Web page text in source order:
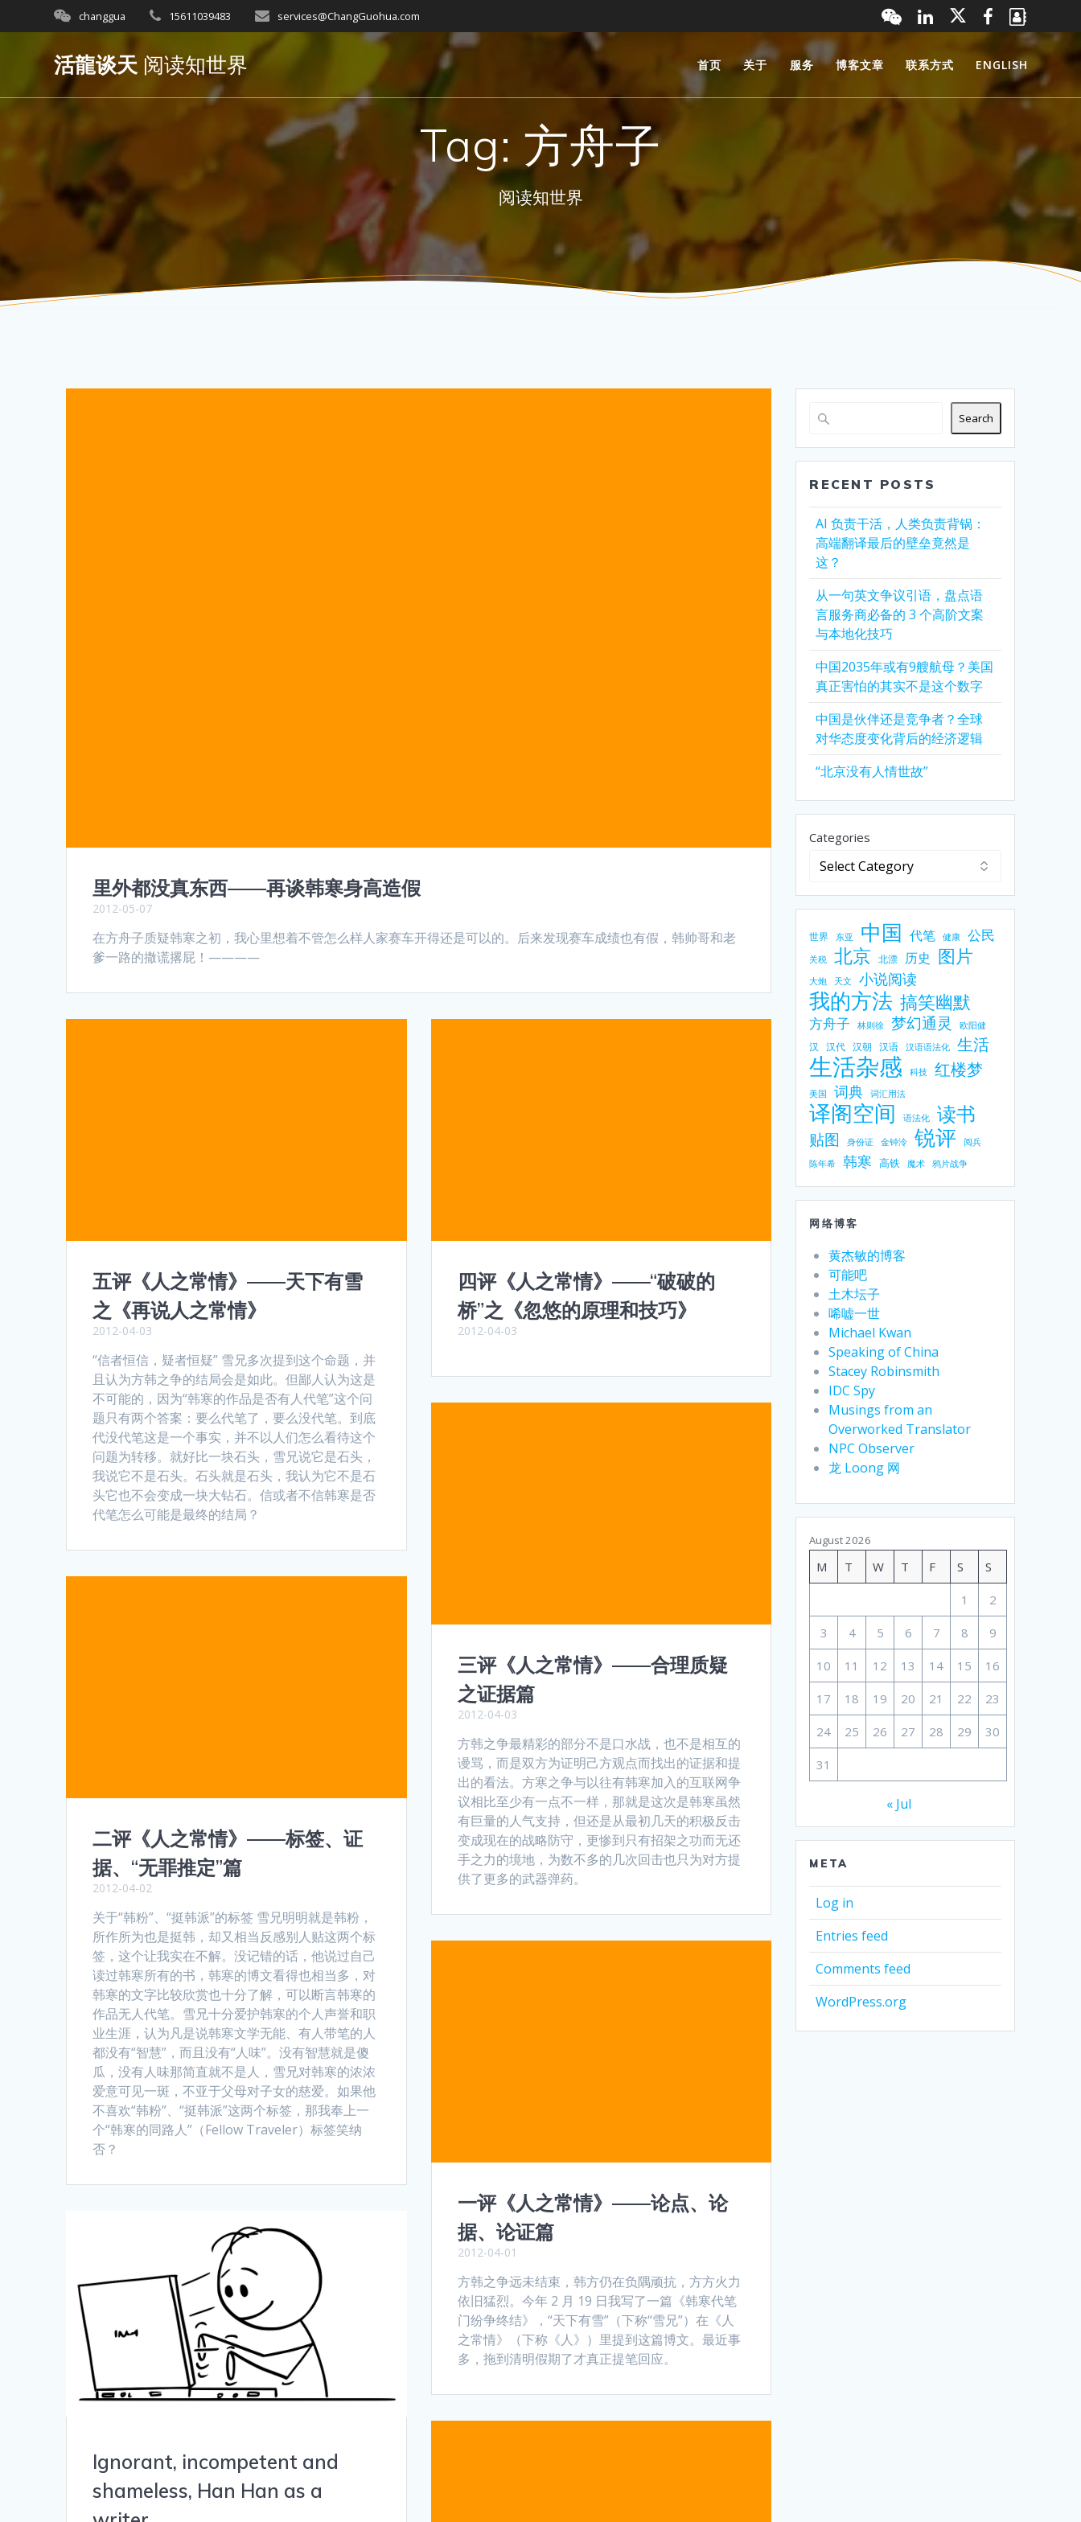
to
changgua 15611039483 services@ChangGuohua.com
活龍谈天阅读知世界 首页 关于 服务 博客文章 联系方式 ENGLISH
Tag: 方舟子
阅读知世界
里外都没真东西——再谈韩寒身高造假
2012-05-07
在方舟子质疑韩寒之初，我心里想着不管怎么样人家赛车开得还是可以的。后来发现赛车成绩也有假，韩帅哥和老
爹一路的撒谎撂屁！————
五评《人之常情》——天下有雪
之《再说人之常情》
2012-04-03
“信者恒信，疑者恒疑” 雪兄多次提到这个命题，并
且认为方韩之争的结局会是如此。但鄙人认为这是
不可能的，因为“韩寒的作品是否有人代笔”这个问
题只有两个答案：要么代笔了，要么没代笔。到底
代没代笔这是一个事实，并不以人们怎么看待这个
问题为转移。就好比一块石头，雪兄说它是石头，
我说它不是石头。石头就是石头，我认为它不是石
头它也不会变成一块大钻石。信或者不信韩寒是否
代笔怎么可能是最终的结局？
四评《人之常情》——“破破的
桥”之《忽悠的原理和技巧》
2012-04-03
三评《人之常情》——合理质疑
之证据篇
2012-04-03
方韩之争最精彩的部分不是口水战，也不是相互的
谩骂，而是双方为证明己方观点而找出的证据和提
出的看法。方寒之争与以往有韩寒加入的互联网争
议相比至少有一点不一样，那就是这次是韩寒虽然
有巨量的人气支持，但还是从最初几天的积极反击
变成现在的战略防守，更惨到只有招架之功而无还
手之力的境地，为数不多的几次回击也只为对方提
供了更多的武器弹药。
二评《人之常情》——标签、证
据、“无罪推定”篇
2012-04-02
关于“韩粉”、“挺韩派”的标签 雪兄明明就是韩粉，
所作所为也是挺韩，却又相当反感别人贴这两个标
签，这个让我实在不解。没记错的话，他说过自己
读过韩寒所有的书，韩寒的博文看得也相当多，对
韩寒的文字比较欣赏也十分了解，可以断言韩寒的
作品无人代笔。雪兄十分爱护韩寒的个人声誉和职
业生涯，认为凡是说韩寒文学无能、有人带笔的人
都没有“智慧”，而且没有“人味”。没有智慧就是傻
瓜，没有人味那简直就不是人，雪兄对韩寒的浓浓
爱意可见一斑，不亚于父母对子女的慈爱。如果他
不喜欢“韩粉”、“挺韩派”这两个标签，那我奉上一
个“韩寒的同路人”（Fellow Traveler）标签笑纳
否？
一评《人之常情》——论点、论
据、论证篇
2012-04-01
方韩之争远未结束，韩方仍在负隅顽抗，方方火力
依旧猛烈。今年 2 月 19 日我写了一篇《韩寒代笔
门纷争终结》，“天下有雪”（下称“雪兄”）在《人
之常情》（下称《人》）里提到这篇博文。最近事
多，拖到清明假期了才真正提笔回应。
Ignorant, incompetent and
shameless, Han Han as a
Search
RECENT POSTS
AI 负责干活，人类负责背锅：
高端翻译最后的壁垒竟然是
这？
从一句英文争议引语，盘点语
言服务商必备的 3 个高阶文案
与本地化技巧
中国2035年或有9艘航母？美国
真正害怕的其实不是这个数字
中国是伙伴还是竞争者？全球
对华态度变化背后的经济逻辑
“北京没有人情世故”
Categories
世界 东亚 中国 代笔 健康 公民
关税 北京 北漂 历史 图片
大炮 天文 小说阅读
我的方法 搞笑幽默
方舟子 林则徐 梦幻通灵 欧阳健
汉 汉代 汉朝 汉语 汉语语法化 生活
生活杂感 科技 红楼梦
美国 词典 词汇用法
译阁空间 语法化 读书
贴图 身份证 金钟泠 锐评
阅兵
陈年希
韩寒 高铁 魔术 鸦片战争
网络博客
黄杰敏的博客
可能吧
土木坛子
唏嘘一世
Michael Kwan
Speaking of China
Stacey Robinsmith
IDC Spy
Musings from an
Overworked Translator
NPC Observer
龙 Loong 网
August 2026
M T W T F S S
1 2
3 4 5 6 7 8 9
10 11 12 13 14 15 16
17 18 19 20 21 22 23
24 25 26 27 28 29 30
31
« Jul
META
Log in
Entries feed
Comments feed
WordPress.org